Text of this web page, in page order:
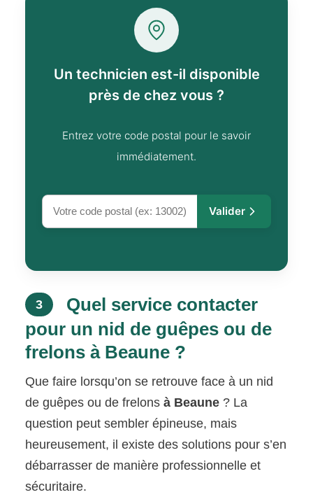
Un technicien est-il disponible
près de chez vous ?
Entrez votre code postal pour le savoir
immédiatement.
Valider
3
Quel service contacter
pour un nid de guêpes ou de
frelons à Beaune ?
Que faire lorsqu’on se retrouve face à un nid
de guêpes ou de frelonsà Beaune ? La
question peut sembler épineuse, mais
heureusement, il existe des solutions pour s’en
débarrasser de manière professionnelle et
sécuritaire.